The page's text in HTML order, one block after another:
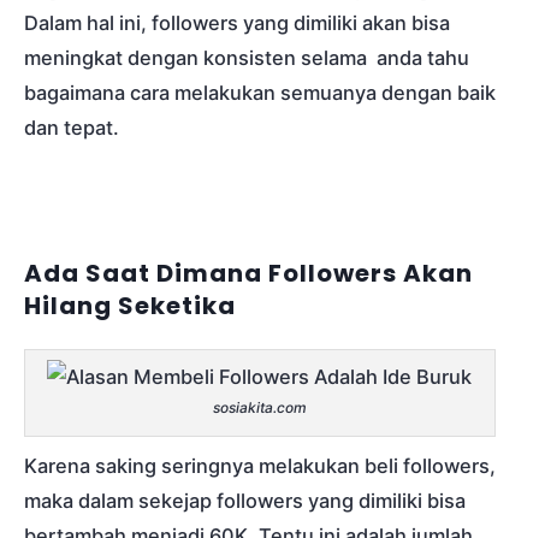
Dalam hal ini, followers yang dimiliki akan bisa
meningkat dengan konsisten selama anda tahu
bagaimana cara melakukan semuanya dengan baik
dan tepat.
Ada Saat Dimana Followers Akan
Hilang Seketika
sosiakita.com
Karena saking seringnya melakukan beli followers,
maka dalam sekejap followers yang dimiliki bisa